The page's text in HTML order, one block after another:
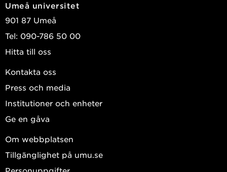
Umeå universitet
901 87 Umeå
Tel: 090-786 50 00
Hitta till oss
Kontakta oss
Press och media
Institutioner och enheter
Ge en gåva
Om webbplatsen
Tillgänglighet på umu.se